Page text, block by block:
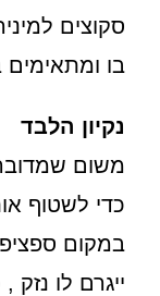
סקוצים
בו
נקיון הלבד
משום
כדי לשטוף
במקום
ייגרם לו נזק